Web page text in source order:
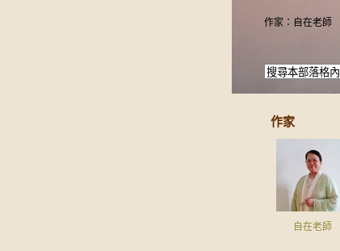
作家：自在老師
作家
自在老師